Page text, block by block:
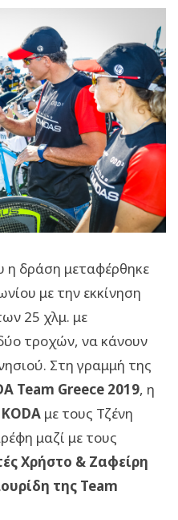
η δράση μεταφέρθηκε
με την εκκίνηση
25 χλμ. με
τροχών, να κάνουν
Στη γραμμή της
Team Greece 2019, η
με τους Τζένη
μαζί με τους
Χρήστο & Ζαφείρη
της Team